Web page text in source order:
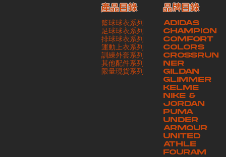
相關價目，貴客最終確認後將獲取正式完整單據，請安排繳付貨款訂金以
啟動貨品製作 4 / 商品印製 訂金核實後，4AM 團隊將隨即開始製作 5
/ 貨品提取 商品製作完成後，4AM 團隊將聯絡貴客安排貨款餘額及提取
貨品。貴客可選擇最適合的付款方式以及取貨安排
交易單據。如貴客欲更改電郵地址，請與 4AM 團隊聯絡 - 貴客的付款
記錄可透過電郵 或 WhatsApp平台（ 請註明訂單編號 ）交予4AM 團
隊核實有關款項 - 任何轉帳或換匯交易手續費等額外費用，一概不歸屬
本公司之責任 - 貴客請於收獲本公司正式訂購單據後 3 個工作天內安排
付款。如未能按期繳付所需款項，貴客須緻交因逾期所衍生之額外行政費
請與4AM團隊職員聯絡預約取貨時間｜​ ・ GoGoVan ｜即日完成配送
服務｜運費由貴客現金支付司機｜ ・ 順豐速運 ｜貨件運送需要多於2－
3個工作天｜到付｜​ - 貴客請於貨品可取日起之 10 個工作天內安排提取
貨品，如逾期未取，本公司將不予保存相關貨品。有關貨款訂金將不予歸
還，貴客仍須負責貨款餘額 - 貴客請於收貨時小心核對貨品數量及檢查
貨品品質 - 基於 S.F. Express / GoGoVan 等託運商為第三方服務，
本公司將保證貨品安全到達第三方手中。如第三方在運送過程中引致任何
有關貨品之遺失、損毀、誤投或運送延誤，本公司一律不負責
產品目錄
籃球球衣系列
足球球衣系列
排球球衣系列
運動上衣系列
訓練外套系列
其他配件系列
​限量現貨系列
ADIDAS
CHAMPION
COMFORT
COLORS
CROSSRUN
NER
GILDAN
GLIMMER
KELME
NIKE &
JORDAN
PUMA
UNDER
ARMOUR
UNITED
ATHLE
FOURAM
品牌目錄